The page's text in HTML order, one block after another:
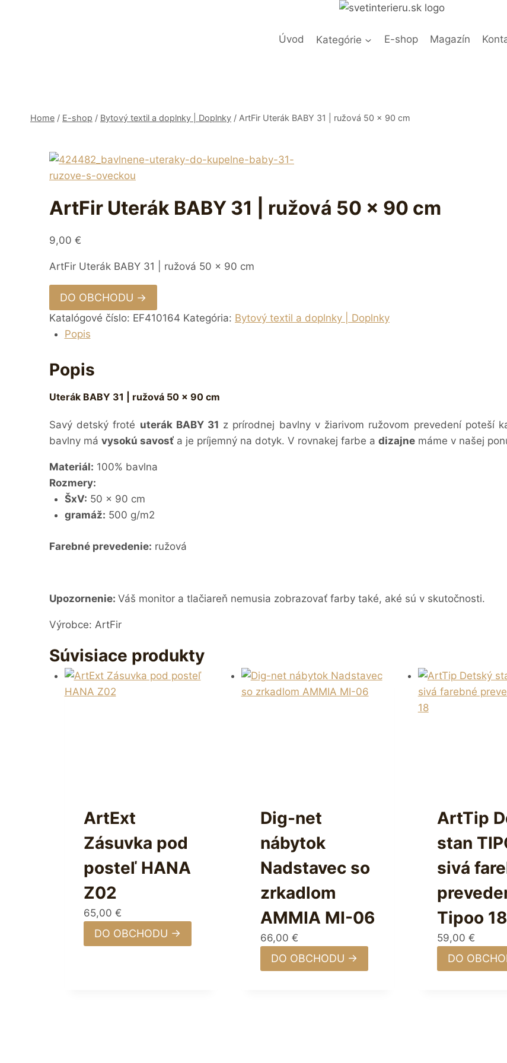
Úvod Kategórie E-shop Magazín
Home / E-shop / Bytový textil a doplnky | Doplnky / ArtFir Uterák BABY 31 | ružová 50 x 90 cm
ArtFir Uterák BABY 31 | ružová 50 x 90 cm
9,00 €
ArtFir Uterák BABY 31 | ružová 50 x 90 cm
DO OBCHODU →
Katalógové číslo: EF410164 Kategória: Bytový textil a doplnky | Doplnky
Popis
Popis
Uterák BABY 31 | ružová 50 x 90 cm
Savý detský froté uterák BABY 31 z prírodnej bavlny v žiarivom ružovom prevedení poteší
bavlny má vysokú savosť a je príjemný na dotyk. V rovnakej farbe a dizajne máme v našej
Materiál: 100% bavlna
Rozmery:
ŠxV: 50 x 90 cm
gramáž: 500 g/m2
Farebné prevedenie: ružová
Upozornenie: Váš monitor a tlačiareň nemusia zobrazovať farby také, aké sú v skutočnosti.
Výrobce: ArtFir
Súvisiace produkty
ArtExt
Zásuvka pod
posteľ HANA
Z02
65,00 €
DO OBCHODU →
Dig-net
nábytok
Nadstavec so
zrkadlom
AMMIA MI-06
66,00 €
DO OBCHODU →
ArtTip
stan
sivá
Tipoo 18
59,00 €
DO